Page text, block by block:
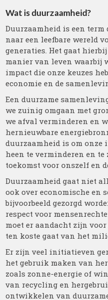
Wat is duurzaamheid?
Duurzaamheid is een
naar een leefbare wereld
generaties. Het gaat
manier van leven waarbij
impact die onze keuzes
economie en de
Een duurzame
we zuinig omgaan met
we afval verminderen en
hernieuwbare
duurzaamheid is om onze
heen te verminderen en te
toekomst voor onszelf en
Duurzaamheid gaat niet
ook over economische en
bijvoorbeeld gezorgd
respect voor
moet er aandacht zijn
ten koste gaat van het
Er zijn veel initiatieven
het gebruik maken van
zoals zonne-energie of
van recycling en
ontwikkelen van